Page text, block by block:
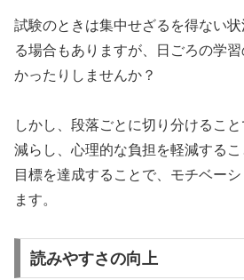
試験のときは集中せざるを得ない
る場合もありますが、日ごろの学
かったりしませんか？
しかし、段落ごとに切り分けるこ
減らし、心理的な負担を軽減する
目標を達成することで、モチベー
ます。
読みやすさの向上